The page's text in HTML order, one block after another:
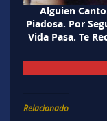
Alguien
Piadosa. Por
Vida Pasa. Te
Relacionado